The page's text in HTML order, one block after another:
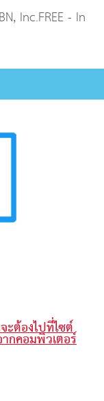
Inc.FREE - In
ต้องไปที่ไซต์
กคอมพิวเตอร์